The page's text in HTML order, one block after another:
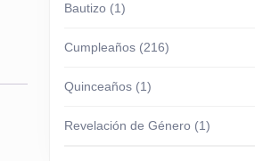
Bautizo (1)
Cumpleaños (216)
Quinceaños (1)
Revelación de Género (1)